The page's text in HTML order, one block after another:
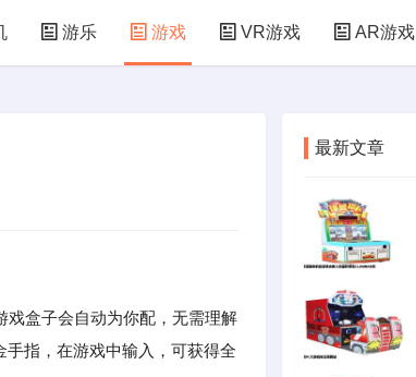
游乐 游戏 VR游戏 AR游戏
盒子会自动为你配，无需理解
指，在游戏中输入，可获得全
最新文章